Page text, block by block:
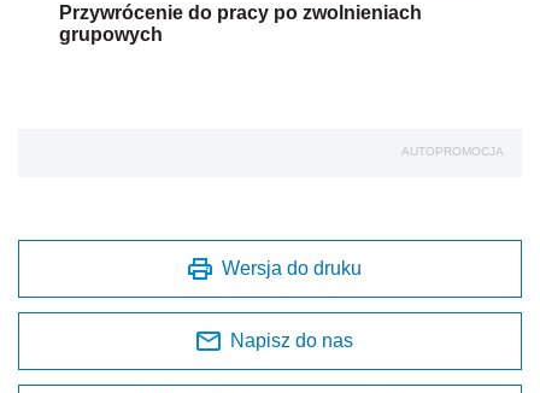
Przywrócenie do pracy po zwolnieniach
grupowych
AUTOPROMOCJA
Wersja do druku
Napisz do nas